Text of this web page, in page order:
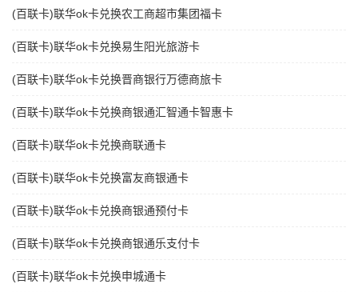
(百联卡)联华ok卡兑换农工商超市集团福卡
(百联卡)联华ok卡兑换易生阳光旅游卡
(百联卡)联华ok卡兑换晋商银行万德商旅卡
(百联卡)联华ok卡兑换商银通汇智通卡智惠卡
(百联卡)联华ok卡兑换商联通卡
(百联卡)联华ok卡兑换富友商银通卡
(百联卡)联华ok卡兑换商银通预付卡
(百联卡)联华ok卡兑换商银通乐支付卡
(百联卡)联华ok卡兑换申城通卡